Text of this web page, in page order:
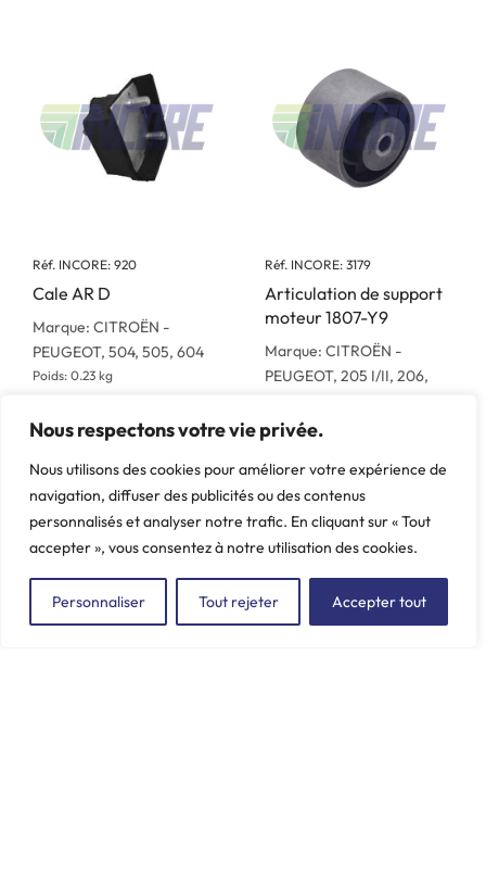
Nous respectons votre vie privée.
Nous utilisons des cookies pour améliorer votre expérience de
navigation, diffuser des publicités ou des contenus
personnalisés et analyser notre trafic. En cliquant sur « Tout
accepter », vous consentez à notre utilisation des cookies.
Personnaliser Tout rejeter Accepter tout
Réf. INCORE: 920
Cale AR D
Marque: CITROËN -
PEUGEOT, 504, 505, 604
Poids: 0.23 kg
Réf. INCORE: 3179
Articulation de support
moteur 1807-Y9
Marque: CITROËN -
PEUGEOT, 205 I/II, 206,
Berlingo, BX, C15, Partner,
Poids: 0.26 kg